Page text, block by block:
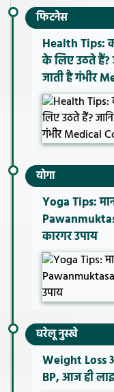
फिटनेस
Health Tips:
के लिए उठते हैं?
जाती है गंभीर
योगा
Yoga Tips:
कारगर उपाय
घरेलू नुस्खे
Weight Loss
BP, आज ही